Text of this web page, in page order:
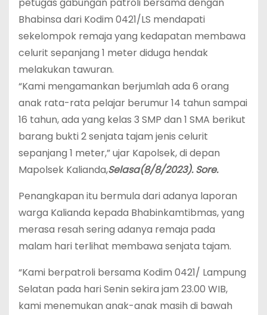
Bhabinsa dari Kodim 0421/LS mendapati
sekelompok remaja yang kedapatan membawa
celurit sepanjang 1 meter diduga hendak
melakukan tawuran.
“Kami mengamankan berjumlah ada 6 orang
anak rata-rata pelajar berumur 14 tahun sampai
16 tahun, ada yang kelas 3 SMP dan 1 SMA berikut
barang bukti 2 senjata tajam jenis celurit
sepanjang 1 meter,” ujar Kapolsek, di depan
Mapolsek Kalianda,Selasa(8/8/2023). Sore.
Penangkapan itu bermula dari adanya laporan
warga Kalianda kepada Bhabinkamtibmas, yang
merasa resah sering adanya remaja pada
malam hari terlihat membawa senjata tajam.
“Kami berpatroli bersama Kodim 0421/ Lampung
Selatan pada hari Senin sekira jam 23.00 WIB,
kami menemukan anak-anak masih di bawah